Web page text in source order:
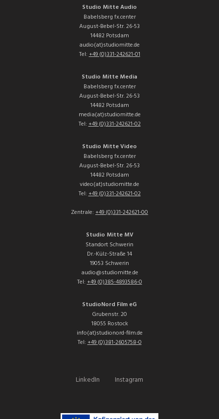
Studio Mitte Audio
Babelsberg fx.center
August-Bebel-Str. 26-53
14482 Potsdam
audio(at)studiomitte.de
Tel:+49 (0)331-242621-01
Studio Mitte Media
Babelsberg fx.center
August-Bebel-Str. 26-53
14482 Potsdam
media(at)studiomitte.de
Tel:+49 (0)331-242621-02
Studio Mitte Video
Babelsberg fx.center
August-Bebel-Str. 26-53
14482 Potsdam
video(at)studiomitte.de
Tel:+49 (0)331-242621-02
Zentrale: +49 (0)331-242621-00
Studio Mitte MV
Standort Schwerin
Dr.-Külz-Straße 14
19053 Schwerin
audio@studiomitte.de
Tel:+49 (0)385-4893586-0
StudioNord Film eG
Grubenstr. 20
18055 Rostock
info(at)studionord-film.de
Tel:+49 (0)381-2605758-0
LinkedIn Instagram